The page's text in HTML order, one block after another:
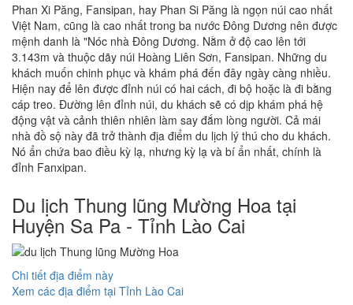
Phan Xi Păng, Fansipan, hay Phan Si Păng là ngọn núi cao nhất
Việt Nam, cũng là cao nhất trong ba nước Đông Dương nên được
mệnh danh là "Nóc nhà Đông Dương. Nằm ở độ cao lên tới
3.143m và thuộc dãy núi Hoàng Liên Sơn, Fansipan. Những du
khách muốn chinh phục và khám phá đến đây ngày càng nhiều.
Hiện nay để lên được đỉnh núi có hai cách, đi bộ hoặc là đi bằng
cáp treo. Đường lên đỉnh núi, du khách sẽ có dịp khám phá hệ
động vật và cảnh thiên nhiên làm say đắm lòng người. Cả mái
nhà đồ sộ này đã trở thành địa điểm du lịch lý thú cho du khách.
Nó ẩn chứa bao điều kỳ lạ, nhưng kỳ lạ và bí ẩn nhất, chính là
đỉnh Fanxipan.
Du lịch Thung lũng Mường Hoa tại
Huyện Sa Pa - Tỉnh Lào Cai
Chi tiết địa điểm này
Xem các địa điểm tại Tỉnh Lào Cai